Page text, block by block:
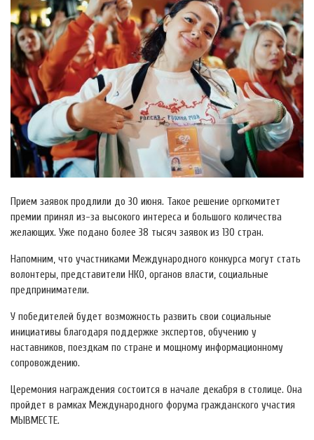
Прием заявок продлили до 30 июня. Такое решение оргкомитет
премии принял из-за высокого интереса и большого количества
желающих. Уже подано более 38 тысяч заявок из 130 стран.
Напомним, что участниками Международного конкурса могут стать
волонтеры, представители НКО, органов власти, социальные
предприниматели.
У победителей будет возможность развить свои социальные
инициативы благодаря поддержке экспертов, обучению у
наставников, поездкам по стране и мощному информационному
сопровождению.
Церемония награждения состоится в начале декабря в столице. Она
пройдет в рамках Международного форума гражданского участия
МЫВМЕСТЕ.